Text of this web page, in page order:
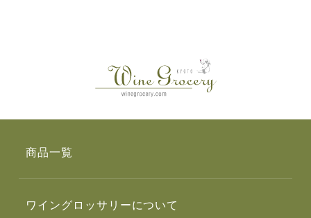
商品一覧
ワイングロッサリーについて